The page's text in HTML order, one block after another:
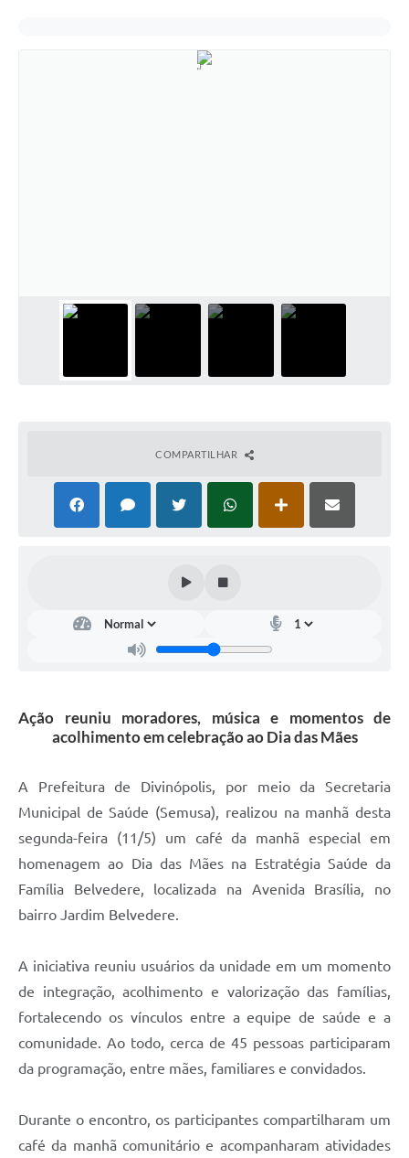
COMPARTILHAR
Ação reuniu moradores, música e momentos de
acolhimento em celebração ao Dia das Mães
A Prefeitura de Divinópolis, por meio da Secretaria
Municipal de Saúde (Semusa), realizou na manhã desta
segunda-feira (11/5) um café da manhã especial em
homenagem ao Dia das Mães na Estratégia Saúde da
Família Belvedere, localizada na Avenida Brasília, no
bairro Jardim Belvedere.
A iniciativa reuniu usuários da unidade em um momento
de integração, acolhimento e valorização das famílias,
fortalecendo os vínculos entre a equipe de saúde e a
comunidade. Ao todo, cerca de 45 pessoas participaram
da programação, entre mães, familiares e convidados.
Durante o encontro, os participantes compartilharam um
café da manhã comunitário e acompanharam atividades